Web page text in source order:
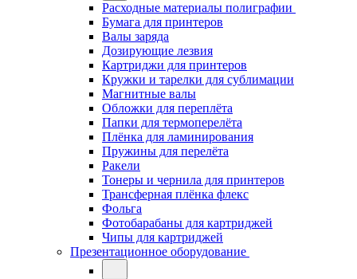
Расходные материалы полиграфии
Бумага для принтеров
Валы заряда
Дозирующие лезвия
Картриджи для принтеров
Кружки и тарелки для сублимации
Магнитные валы
Обложки для переплёта
Папки для термоперелёта
Плёнка для ламинирования
Пружины для перелёта
Ракели
Тонеры и чернила для принтеров
Трансферная плёнка флекс
Фольга
Фотобарабаны для картриджей
Чипы для картриджей
Презентационное оборудование